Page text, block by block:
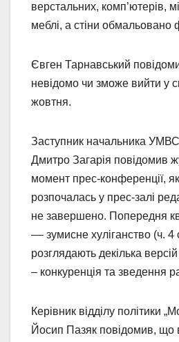
верстальних, комп’ютерів,
меблі, а стіни обмальовано
Євген Тарнавський
невідомо чи зможе вийти у
жовтня.
Заступник начальника УМВС
Дмитро Загарія повідомив
момент прес-конференції,
розпочалась у прес-залі
не завершено. Попередня
–– зумисне хуліганство (ч. 4
розглядають декілька
– конкуренція та зведення
Керівник відділу політики
Йосип Пазяк повідомив, що